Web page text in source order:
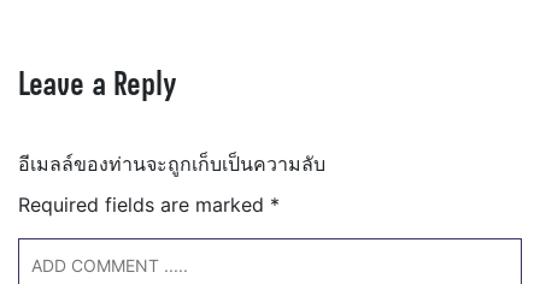
Leave a Reply
อีเมลล์ของท่านจะถูกเก็บเป็นความลับ
Required fields are marked *